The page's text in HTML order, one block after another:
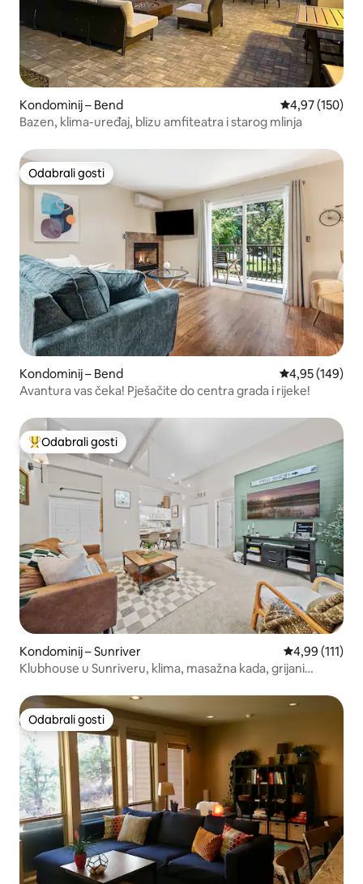
Kondominij – Bend Prosječna
4,97 (150)
Bazen, klima-uređaj, blizu amfiteatra i starog mlinja
Odabrali gosti
Odabrali gosti
Kondominij – Bend Prosječna
4,95 (149)
Avantura vas čeka! Pješačite do centra grada i rijeke!
Među najviše rangiranima s oznakom „Odabrali gosti”
Odabrali gosti
Kondominij – Sunriver Prosječna
4,99 (111)
Klubhouse u Sunriveru, klima, masažna kada, grijani
Odabrali gosti
Odabrali gosti